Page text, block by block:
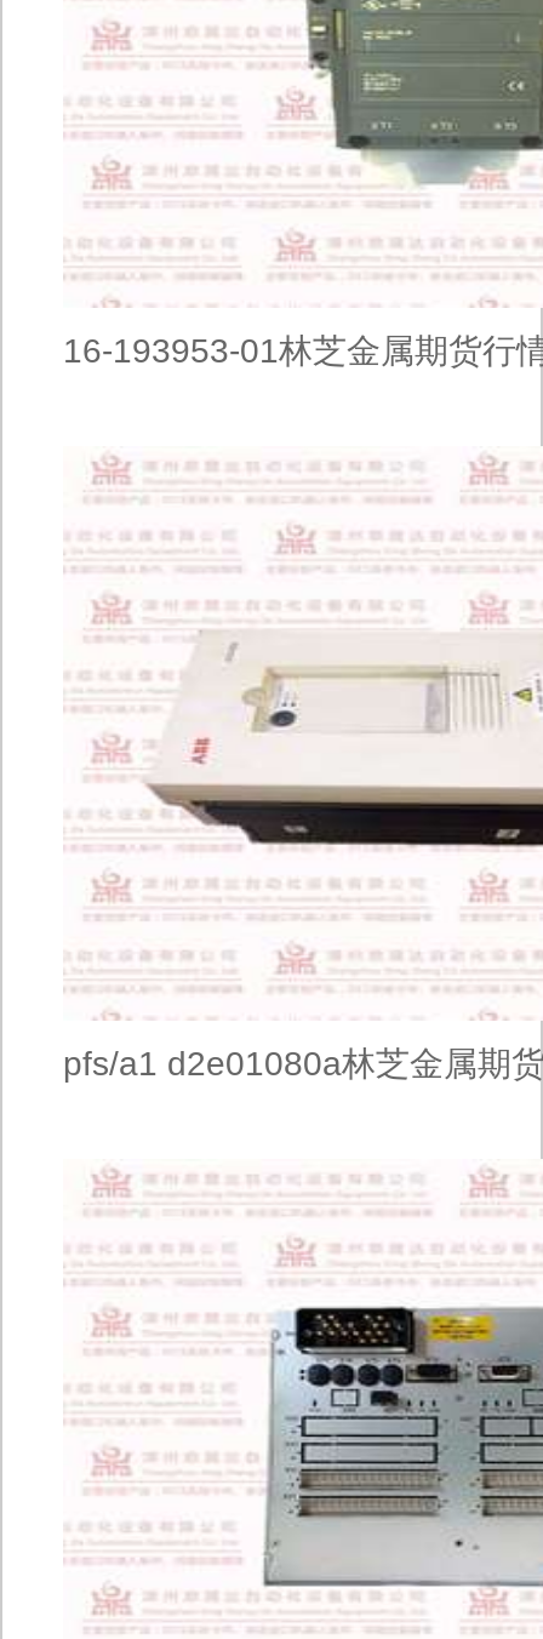
16-193953-01林芝金属期货行
pfs/a1 d2e01080a林芝金属期